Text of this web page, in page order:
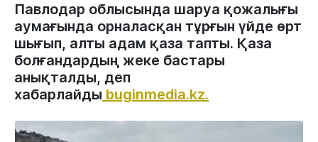
Павлодар облысында шаруа қожалығы
аумағында орналасқан тұрғын үйде өрт
шығып, алты адам қаза тапты. Қаза
болғандардың жеке бастары
анықталды, деп
хабарлайды buginmedia.kz.